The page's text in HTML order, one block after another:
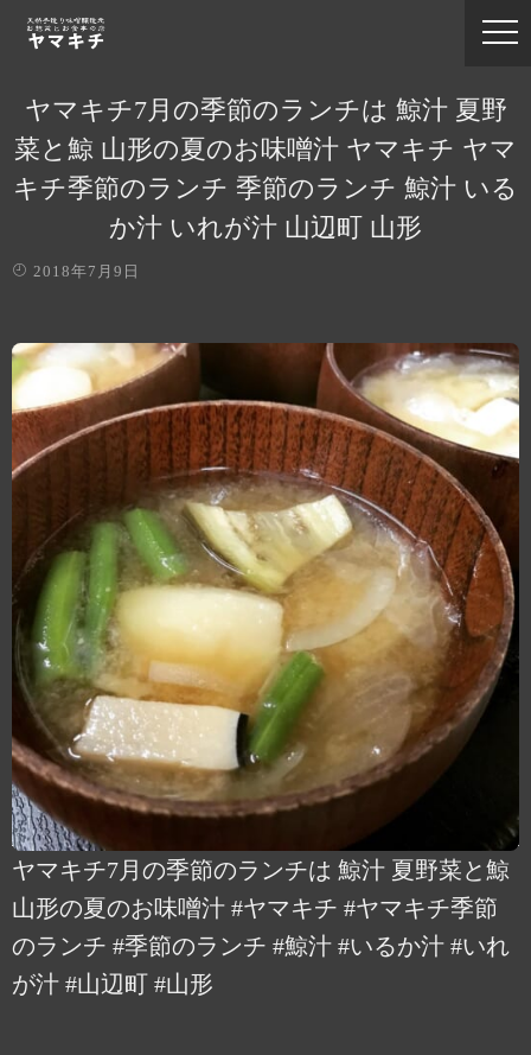
ヤマキチ7月の季節のランチは 鯨汁 夏野
菜と鯨 山形の夏のお味噌汁 ヤマキチ ヤマ
キチ季節のランチ 季節のランチ 鯨汁 いる
か汁 いれが汁 山辺町 山形
2018年7月9日
ヤマキチ7月の季節のランチは 鯨汁 夏野菜と鯨
山形の夏のお味噌汁 #ヤマキチ #ヤマキチ季節
のランチ #季節のランチ #鯨汁 #いるか汁 #いれ
が汁 #山辺町 #山形